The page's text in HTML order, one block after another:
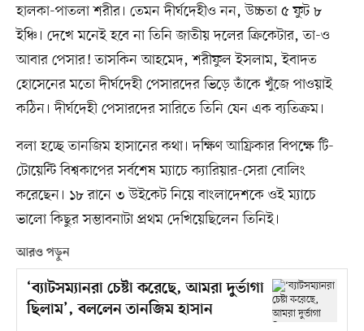
হালকা-পাতলা শরীর। তেমন দীর্ঘদেহীও নন, উচ্চতা ৫ ফুট ৮
ইঞ্চি। দেখে মনেই হবে না তিনি জাতীয় দলের ক্রিকেটার, তা-ও
আবার পেসার! তাসকিন আহমেদ, শরীফুল ইসলাম, ইবাদত
হোসেনের মতো দীর্ঘদেহী পেসারদের ভিড়ে তাঁকে খুঁজে পাওয়াই
কঠিন। দীর্ঘদেহী পেসারদের সারিতে তিনি যেন এক ব্যতিক্রম।
বলা হচ্ছে তানজিম হাসানের কথা। দক্ষিণ আফ্রিকার বিপক্ষে টি-
টোয়েন্টি বিশ্বকাপের সর্বশেষ ম্যাচে ক্যারিয়ার-সেরা বোলিং
করেছেন। ১৮ রানে ৩ উইকেট নিয়ে বাংলাদেশকে ওই ম্যাচে
ভালো কিছুর সম্ভাবনাটা প্রথম দেখিয়েছিলেন তিনিই।
আরও পড়ুন
‘ব্যাটসম্যানরা চেষ্টা করেছে, আমরা দুর্ভাগা
ছিলাম’, বললেন তানজিম হাসান